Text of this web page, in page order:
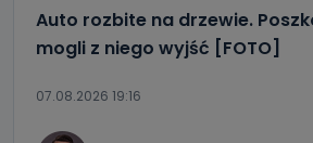
Auto rozbite na drzewie.
mogli z niego wyjść [FOTO]
07.08.2026 19:16